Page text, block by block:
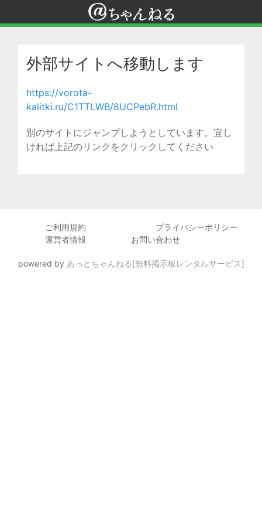
外部サイトへ移動します
https://vorota-
kalitki.ru/C1TTLWB/8UCPebR.html
別のサイトにジャンプしようとしています。宜し
ければ上記のリンクをクリックしてください
ご利用規約
プライバシーポリシー
運営者情報
お問い合わせ
powered by あっとちゃんねる[無料掲示板レンタルサービス]